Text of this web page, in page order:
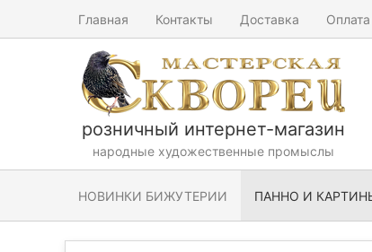
Главная Контакты Доставка Оплата
розничный интернет-магазин
народные художественные промыслы
НОВИНКИ БИЖУТЕРИИ ПАННО И